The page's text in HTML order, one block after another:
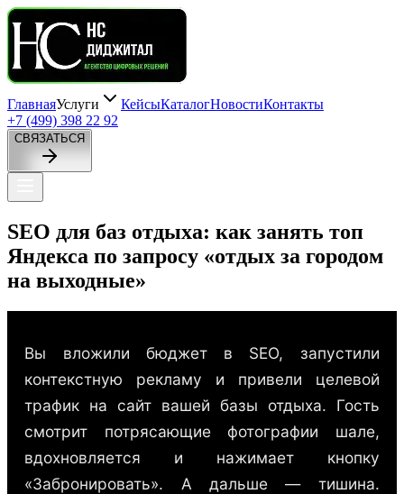
ГлавнаяУслуги КейсыКаталогНовостиКонтакты
+7 (499) 398 22 92
СВЯЗАТЬСЯ
SEO для баз отдыха: как занять топ
Яндекса по запросу «отдых за городом
на выходные»
Вы вложили бюджет в SEO, запустили
контекстную рекламу и привели целевой
трафик на сайт вашей базы отдыха. Гость
смотрит потрясающие фотографии шале,
вдохновляется и нажимает кнопку
«Забронировать». А дальше — тишина.